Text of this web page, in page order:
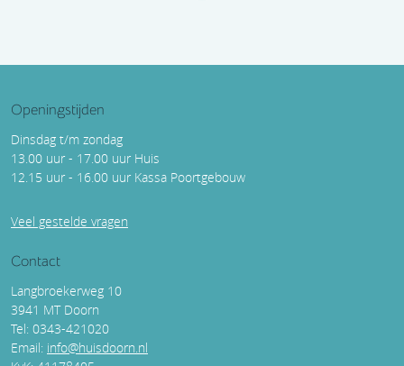
Openingstijden
Dinsdag t/m zondag
13.00 uur - 17.00 uur Huis
12.15 uur - 16.00 uur Kassa Poortgebouw
Veel gestelde vragen
Contact
Langbroekerweg 10
3941 MT Doorn
Tel: 0343-421020
Email: info@huisdoorn.nl